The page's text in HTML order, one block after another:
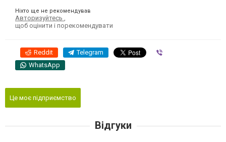
Ніхто ще не рекомендував
Авторизуйтесь
щоб оцінити і порекомендувати
Reddit Telegram
WhatsApp
Це моє підприємство
Відгуки